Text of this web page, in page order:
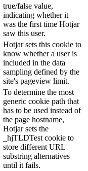
true/false value,
indicating whether it
was the first time Hotjar
saw this user.
Hotjar sets this cookie to
know whether a user is
included in the data
sampling defined by the
site's pageview limit.
To determine the most
generic cookie path that
has to be used instead of
the page hostname,
Hotjar sets the
_hjTLDTest cookie to
store different URL
substring alternatives
until it fails.